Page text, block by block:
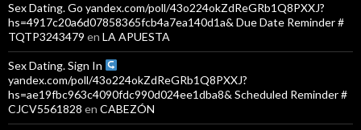
Sex Dating. Go yandex.com/poll/43o224okZdReGRb1Q8PXXJ?
hs=4917c20a6d07858365fcb4a7ea140d1a& Due Date Reminder #
TQTP3243479 en LA APUESTA
Sex Dating. Sign In
yandex.com/poll/43o224okZdReGRb1Q8PXXJ?
hs=ae19fbc963c4090fdc990d024ee1dba8& Scheduled Reminder #
CJCV5561828 en CABEZÓN